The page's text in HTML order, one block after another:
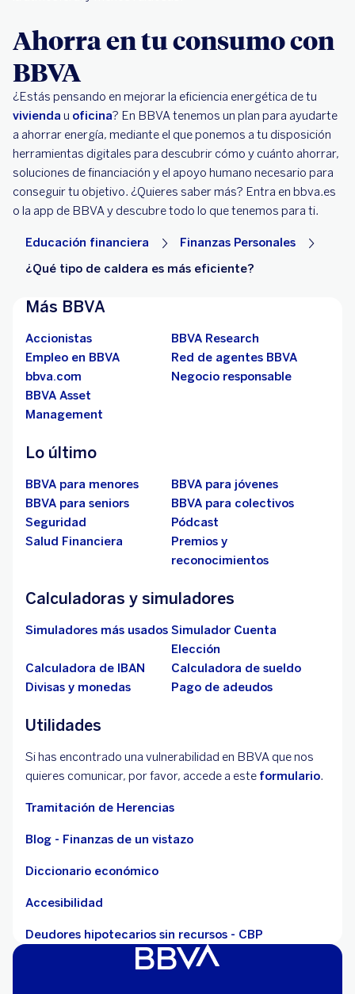
Ahorra en tu consumo con
BBVA
¿Estás pensando en mejorar la eficiencia energética de tu
vivienda u oficina? En BBVA tenemos un plan para ayudarte
a ahorrar energía, mediante el que ponemos a tu disposición
herramientas digitales para descubrir cómo y cuánto ahorrar,
soluciones de financiación y el apoyo humano necesario para
conseguir tu objetivo. ¿Quieres saber más? Entra en bbva.es
o la app de BBVA y descubre todo lo que tenemos para ti.
Educación financiera
Finanzas Personales
¿Qué tipo de caldera es más eficiente?
Más BBVA
Accionistas
BBVA Research
Empleo en BBVA
Red de agentes BBVA
bbva.com
Negocio responsable
BBVA Asset
Management
Lo último
BBVA para menores
BBVA para jóvenes
BBVA para seniors
BBVA para colectivos
Seguridad
Pódcast
Salud Financiera
Premios y
reconocimientos
Calculadoras y simuladores
Simuladores más usados Simulador Cuenta
Elección
Calculadora de IBAN
Calculadora de sueldo
Divisas y monedas
Pago de adeudos
Utilidades
Si has encontrado una vulnerabilidad en BBVA que nos
quieres comunicar, por favor, accede a este formulario.
Tramitación de Herencias
Blog - Finanzas de un vistazo
Diccionario económico
Accesibilidad
Deudores hipotecarios sin recursos - CBP